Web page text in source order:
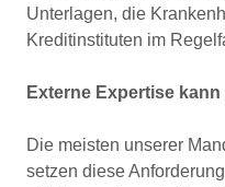
Unterlagen, die
Kreditinstituten im
Externe Expertise
Die meisten unserer
setzen diese